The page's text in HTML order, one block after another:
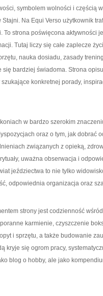
symbolem wolności i częścią
Stajni. Na Equi Verso użytkownik
To strona poświęcona aktywności
Tutaj liczy się całe zaplecze
nauka dosiadu, zasady
się bardziej świadoma. Strona
konkretnej porady,
w bardzo szerokim
oraz o tym, jak dobrać
związanych z opieką,
uważna obserwacja i
jeździectwa to nie tylko
odpowiednia organizacja oraz
strony jest codzienność
karmienie, czyszczenie
i sprzętu, a także budowanie
kryje się ogrom pracy,
blog o hobby, ale jako